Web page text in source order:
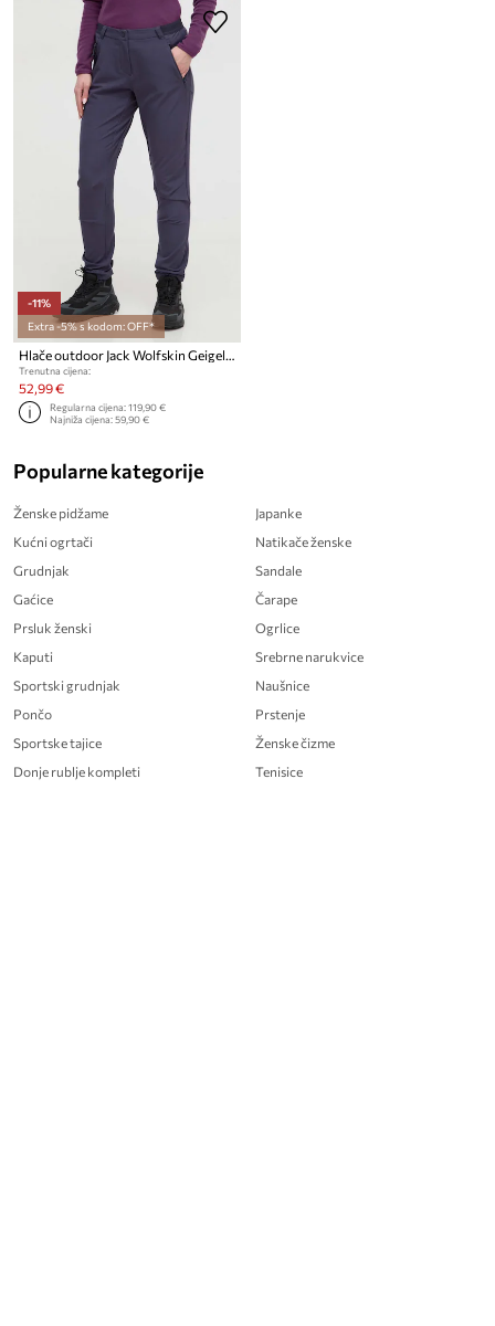
-11%
Extra -5% s kodom: OFF*
Hlače outdoor Jack Wolfskin Geigelstein
Trenutna cijena:
52,99 €
Regularna cijena:119,90 €
Najniža cijena:59,90 €
Popularne kategorije
Ženske pidžame
Kućni ogrtači
Grudnjak
Gaćice
Prsluk ženski
Kaputi
Sportski grudnjak
Pončo
Sportske tajice
Donje rublje kompleti
Japanke
Natikače ženske
Sandale
Čarape
Ogrlice
Srebrne narukvice
Naušnice
Prstenje
Ženske čizme
Tenisice